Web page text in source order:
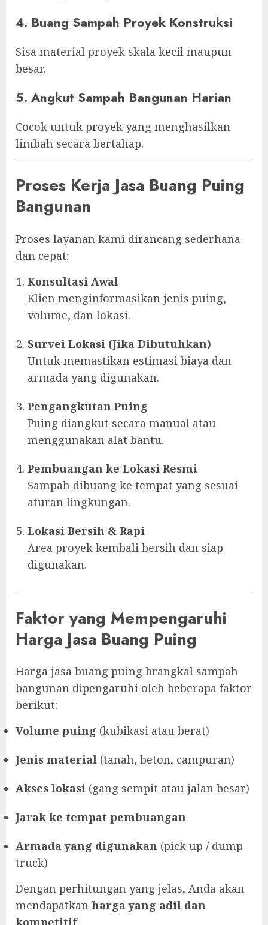
4. Buang Sampah Proyek Konstruksi
Sisa material proyek skala kecil maupun
besar.
5. Angkut Sampah Bangunan Harian
Cocok untuk proyek yang menghasilkan
limbah secara bertahap.
Proses Kerja Jasa Buang Puing
Bangunan
Proses layanan kami dirancang sederhana
dan cepat:
Konsultasi Awal
Klien menginformasikan jenis puing,
volume, dan lokasi.
Survei Lokasi (Jika Dibutuhkan)
Untuk memastikan estimasi biaya dan
armada yang digunakan.
Pengangkutan Puing
Puing diangkut secara manual atau
menggunakan alat bantu.
Pembuangan ke Lokasi Resmi
Sampah dibuang ke tempat yang sesuai
aturan lingkungan.
Lokasi Bersih & Rapi
Area proyek kembali bersih dan siap
digunakan.
Faktor yang Mempengaruhi
Harga Jasa Buang Puing
Harga jasa buang puing brangkal sampah
bangunan dipengaruhi oleh beberapa faktor
berikut:
Volume puing (kubikasi atau berat)
Jenis material (tanah, beton, campuran)
Akses lokasi (gang sempit atau jalan besar)
Jarak ke tempat pembuangan
Armada yang digunakan (pick up / dump
truck)
Dengan perhitungan yang jelas, Anda akan
mendapatkan harga yang adil dan
kompetitif.